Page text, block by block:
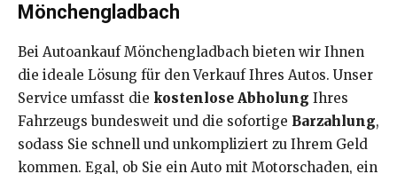
Mönchengladbach
Bei Autoankauf Mönchengladbach bieten wir Ihnen
die ideale Lösung für den Verkauf Ihres Autos. Unser
Service umfasst die kostenlose Abholung Ihres
Fahrzeugs bundesweit und die sofortige Barzahlung,
sodass Sie schnell und unkompliziert zu Ihrem Geld
kommen. Egal, ob Sie ein Auto mit Motorschaden, ein